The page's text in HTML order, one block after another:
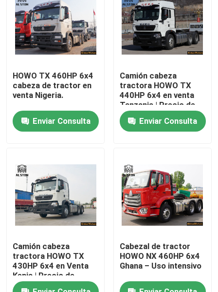
Productos
Sobre nosotros
Visita a la fábrica
Control de Calidad
HOWO TX 460HP 6x4
cabeza de tractor en
venta Nigeria.
Enviar Consulta
Camión cabeza
tractora HOWO TX
440HP 6x4 en venta
Tanzania | Precio de
fábrica
Enviar Consulta
Camión cabeza
tractora HOWO TX
430HP 6x4 en Venta
Kenia | Precio de
Fábrica
Cabezal de tractor
HOWO NX 460HP 6x4
Ghana – Uso intensivo